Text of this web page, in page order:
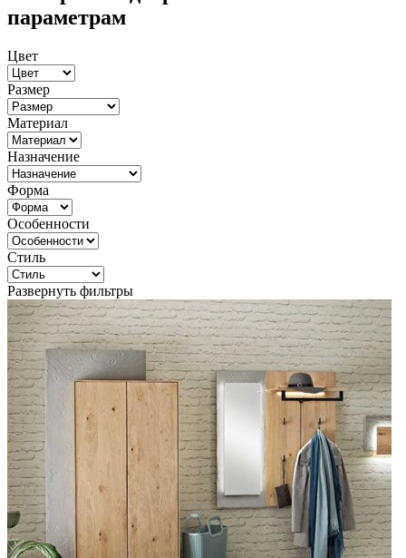
параметрам
Цвет
Размер
Материал
Назначение
Форма
Особенности
Стиль
Развернуть фильтры